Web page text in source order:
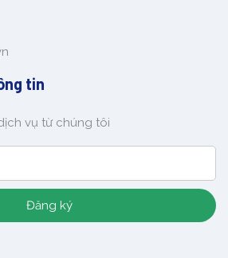
tin
vụ từ chúng tôi
Đăng ký